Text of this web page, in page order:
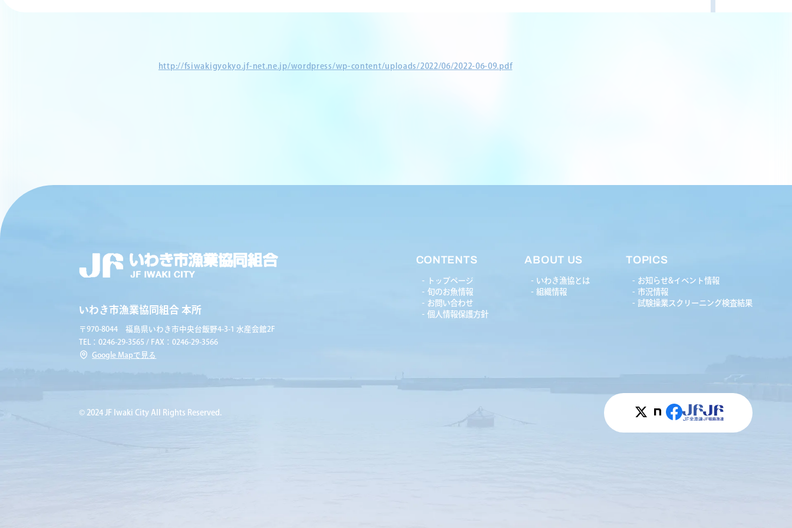
http://fsiwakigyokyo.jf-net.ne.jp/wordpress/wp-content/uploads/2022/06/2022-06-09.pdf
いわき市漁業協同組合 本所
〒970-8044 福島県いわき市中央台飯野4-3-1 水産会館2F
TEL：0246-29-3565 / FAX：0246-29-3566
Google Mapで見る
CONTENTS
トップページ
旬のお魚情報
お問い合わせ
個人情報保護方針
ABOUT US
いわき漁協とは
組織情報
TOPICS
お知らせ&イベント情報
市況情報
試験操業スクリーニング検査結果
© 2024 JF Iwaki City All Rights Reserved.